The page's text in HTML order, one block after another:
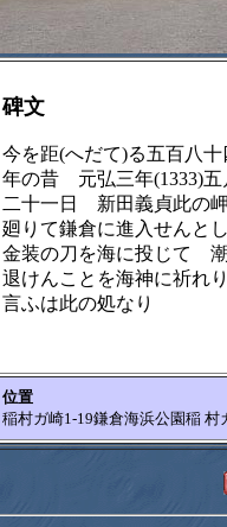
碑文
今を距(へだて)る五百八十
年の昔 元弘三年(1333)五
二十一日 新田義貞此の
廻りて鎌倉に進入せん
金装の刀を海に投じて
退けんことを海神に祈れ
言ふは此の処なり
位置
稲村ガ崎1-19鎌倉海浜公園稲